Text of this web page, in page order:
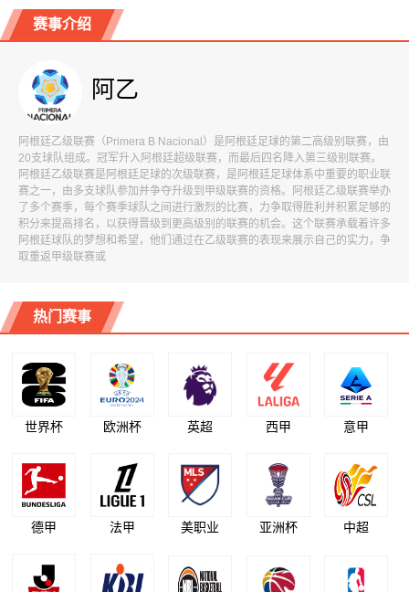
赛事介绍
阿乙
阿根廷乙级联赛（Primera B Nacional）是阿根廷足球的第二高级别联赛，由
20支球队组成。冠军升入阿根廷超级联赛，而最后四名降入第三级别联赛。
阿根廷乙级联赛是阿根廷足球的次级联赛，是阿根廷足球体系中重要的职业联
赛之一，由多支球队参加并争夺升级到甲级联赛的资格。阿根廷乙级联赛举办
了多个赛季，每个赛季球队之间进行激烈的比赛，力争取得胜利并积累足够的
积分来提高排名，以获得晋级到更高级别的联赛的机会。这个联赛承载着许多
阿根廷球队的梦想和希望，他们通过在乙级联赛的表现来展示自己的实力，争
取重返甲级联赛或
热门赛事
世界杯 欧洲杯 英超 西甲 意甲
德甲 法甲 美职业 亚洲杯 中超